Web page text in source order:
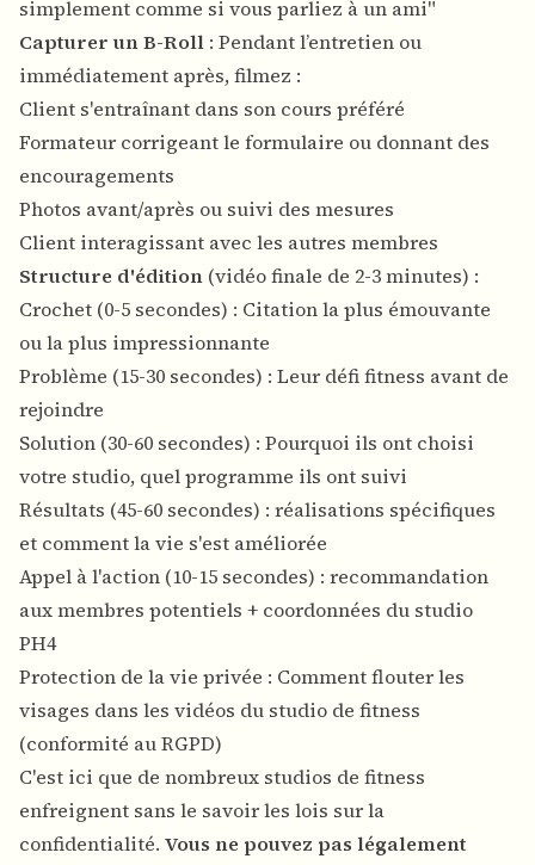
simplement comme si vous parliez à un ami"
Capturer un B-Roll : Pendant l’entretien ou
immédiatement après, filmez :
Client s'entraînant dans son cours préféré
Formateur corrigeant le formulaire ou donnant des
encouragements
Photos avant/après ou suivi des mesures
Client interagissant avec les autres membres
Structure d'édition (vidéo finale de 2-3 minutes) :
Crochet (0-5 secondes) : Citation la plus émouvante
ou la plus impressionnante
Problème (15-30 secondes) : Leur défi fitness avant de
rejoindre
Solution (30-60 secondes) : Pourquoi ils ont choisi
votre studio, quel programme ils ont suivi
Résultats (45-60 secondes) : réalisations spécifiques
et comment la vie s'est améliorée
Appel à l'action (10-15 secondes) : recommandation
aux membres potentiels + coordonnées du studio
PH4
Protection de la vie privée : Comment flouter les
visages dans les vidéos du studio de fitness
(conformité au RGPD)
C'est ici que de nombreux studios de fitness
enfreignent sans le savoir les lois sur la
confidentialité. Vous ne pouvez pas légalement